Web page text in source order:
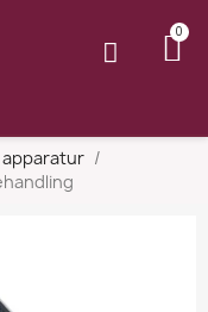
apparatur